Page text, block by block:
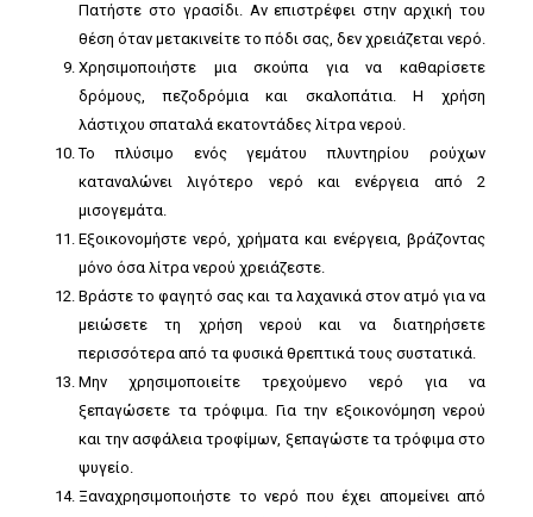
Πατήστε στο γρασίδι. Αν επιστρέφει στην αρχική του
θέση όταν μετακινείτε το πόδι σας, δεν χρειάζεται νερό.
Χρησιμοποιήστε μια σκούπα για να καθαρίσετε
δρόμους, πεζοδρόμια και σκαλοπάτια. Η χρήση
λάστιχου σπαταλά εκατοντάδες λίτρα νερού.
Το πλύσιμο ενός γεμάτου πλυντηρίου ρούχων
καταναλώνει λιγότερο νερό και ενέργεια από 2
μισογεμάτα.
Εξοικονομήστε νερό, χρήματα και ενέργεια, βράζοντας
μόνο όσα λίτρα νερού χρειάζεστε.
Βράστε το φαγητό σας και τα λαχανικά στον ατμό για να
μειώσετε τη χρήση νερού και να διατηρήσετε
περισσότερα από τα φυσικά θρεπτικά τους συστατικά.
Μην χρησιμοποιείτε τρεχούμενο νερό για να
ξεπαγώσετε τα τρόφιμα. Για την εξοικονόμηση νερού
και την ασφάλεια τροφίμων, ξεπαγώστε τα τρόφιμα στο
ψυγείο.
Ξαναχρησιμοποιήστε το νερό που έχει απομείνει από